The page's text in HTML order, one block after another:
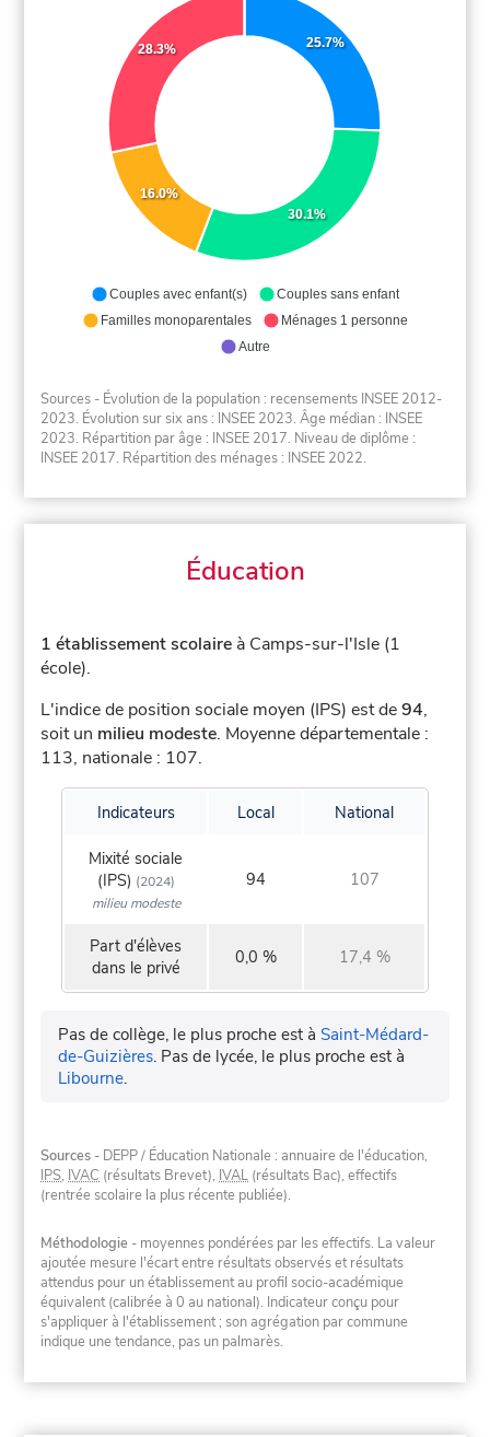
25.7%
30.1%
16.0%
28.3%
Couples avec enfant(s)
Couples sans enfant
Familles monoparentales
Ménages 1 personne
Autre
Sources - Évolution de la population : recensements INSEE 2012-
2023. Évolution sur six ans : INSEE 2023. Âge médian : INSEE
2023. Répartition par âge : INSEE 2017. Niveau de diplôme :
INSEE 2017. Répartition des ménages : INSEE 2022.
Éducation
1 établissement scolaire à Camps-sur-l'Isle (1
école).
L'indice de position sociale moyen (IPS) est de94,
soit un milieu modeste. Moyenne départementale :
113, nationale : 107.
Indicateurs Local National
Mixité sociale
(IPS) (2024)
milieu modeste
94 107
Part d'élèves
dans le privé
0,0 % 17,4 %
Pas de collège, le plus proche est àSaint-Médard-
de-Guizières. Pas de lycée, le plus proche est à
Libourne.
Sources - DEPP / Éducation Nationale : annuaire de l'éducation,
IPS, IVAC (résultats Brevet), IVAL (résultats Bac), effectifs
(rentrée scolaire la plus récente publiée).
Méthodologie - moyennes pondérées par les effectifs. La valeur
ajoutée mesure l'écart entre résultats observés et résultats
attendus pour un établissement au profil socio-académique
équivalent (calibrée à 0 au national). Indicateur conçu pour
s'appliquer à l'établissement ; son agrégation par commune
indique une tendance, pas un palmarès.